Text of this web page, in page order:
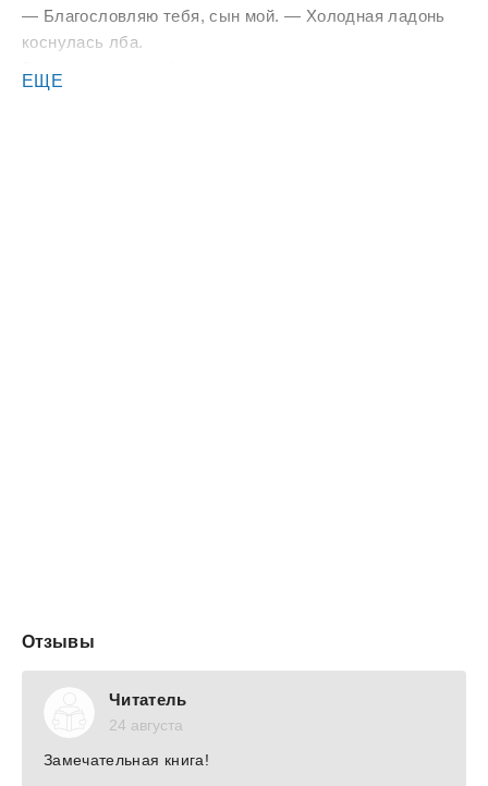
— Благословляю тебя, сын мой. — Холодная ладонь
коснулась лба.
Негромко звякнул доспех.
ЕЩЕ
Отзывы
Читатель
24 августа
Замечательная книга!